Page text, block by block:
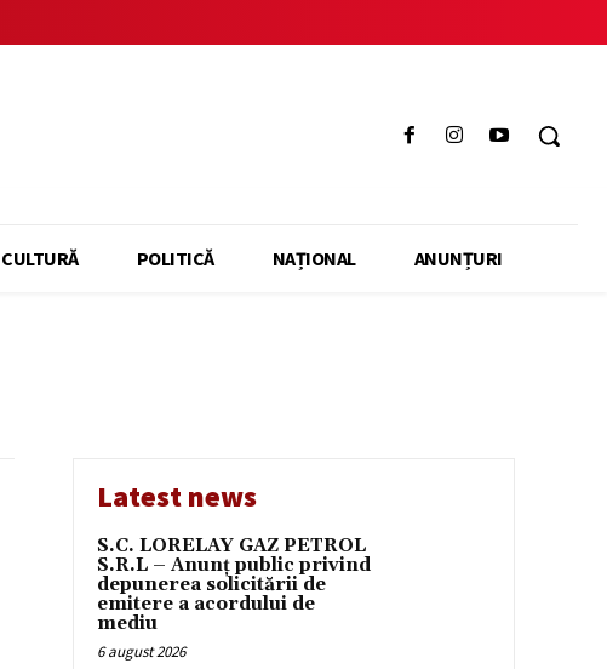
CULTURĂ POLITICĂ NAȚIONAL ANUNȚURI
Latest news
S.C. LORELAY GAZ PETROL
S.R.L – Anunț public privind
depunerea solicitării de
emitere a acordului de
mediu
6 august 2026